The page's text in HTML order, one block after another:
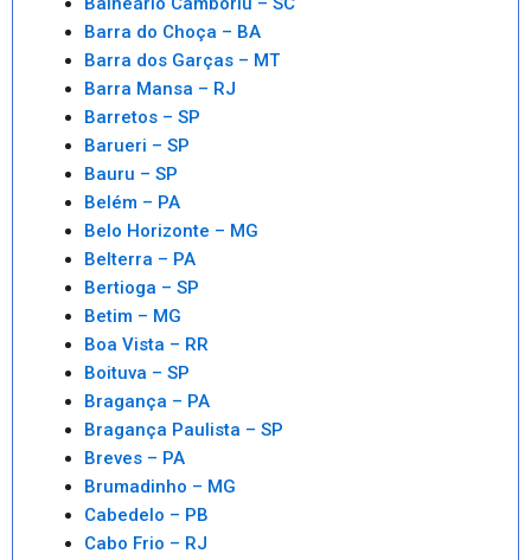
Barra do Choça – BA
Barra dos Garças – MT
Barra Mansa – RJ
Barretos – SP
Barueri – SP
Bauru – SP
Belém – PA
Belo Horizonte – MG
Belterra – PA
Bertioga – SP
Betim – MG
Boa Vista – RR
Boituva – SP
Bragança – PA
Bragança Paulista – SP
Breves – PA
Brumadinho – MG
Cabedelo – PB
Cabo Frio – RJ